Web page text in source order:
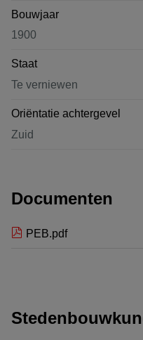
Bouwjaar
1900
Staat
Te verniewen
Oriëntatie achtergevel
Zuid
Documenten
PEB.pdf